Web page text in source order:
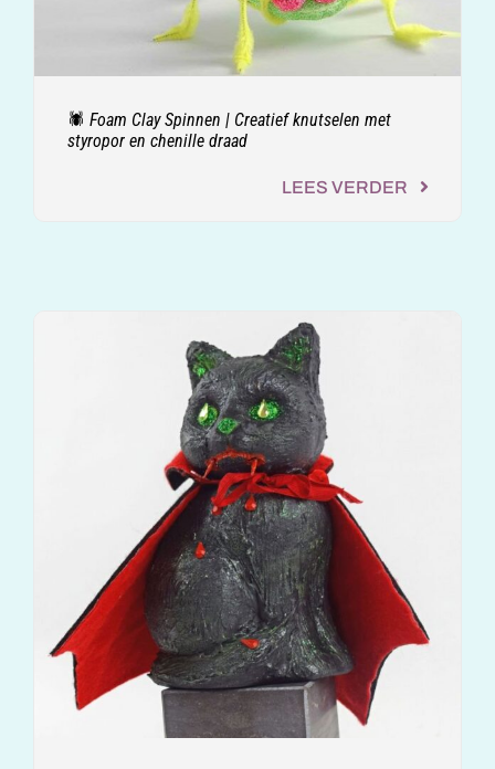
🕷️ Foam Clay Spinnen | Creatief knutselen met
styropor en chenille draad
LEES VERDER